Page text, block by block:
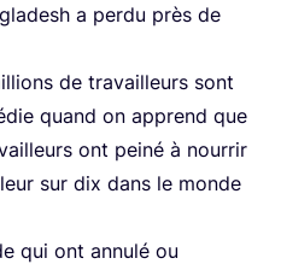
a per­du près de
de tra­vailleurs sont
quand on apprend que
ont pei­né à nour­rir
sur dix dans le monde
qui ont annu­lé ou